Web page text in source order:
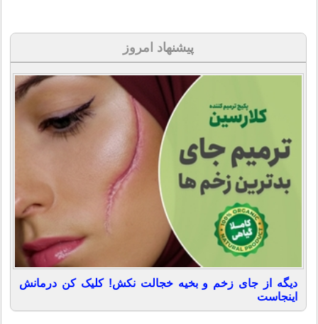
پیشنهاد امروز
دیگه از جای زخم و بخیه خجالت نکش! کلیک کن درمانش
اینجاست